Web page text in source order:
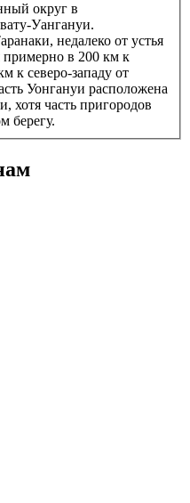
округ в
Уангануи.
недалеко от устья
в 200 км к
к северо-западу от
Уонгануи расположена
хотя часть пригородов
берегу.